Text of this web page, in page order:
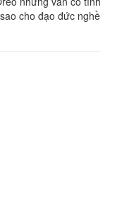
cho đạo đức nghề